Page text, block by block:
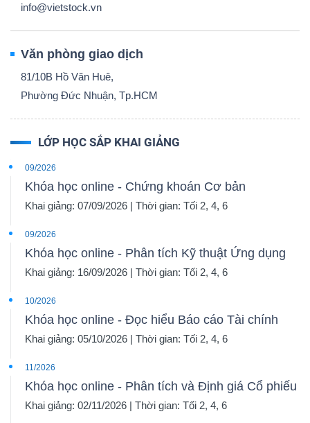
info@vietstock.vn
Văn phòng giao dịch
81/10B Hồ Văn Huê,
Phường Đức Nhuận, Tp.HCM
LỚP HỌC SẮP KHAI GIẢNG
09/2026
Khóa học online - Chứng khoán Cơ bản
Khai giảng: 07/09/2026 | Thời gian: Tối 2, 4, 6
09/2026
Khóa học online - Phân tích Kỹ thuật Ứng dụng
Khai giảng: 16/09/2026 | Thời gian: Tối 2, 4, 6
10/2026
Khóa học online - Đọc hiểu Báo cáo Tài chính
Khai giảng: 05/10/2026 | Thời gian: Tối 2, 4, 6
11/2026
Khóa học online - Phân tích và Định giá Cổ phiếu
Khai giảng: 02/11/2026 | Thời gian: Tối 2, 4, 6